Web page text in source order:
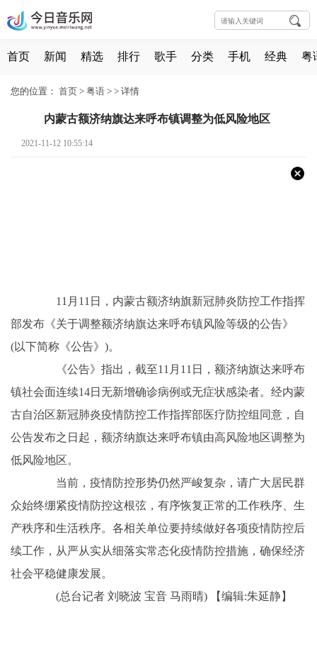
首页 新闻 精选 排行 歌手 分类 手机 经典 粤
您的位置： 首页 > 粤语 > > 详情
内蒙古额济纳旗达来呼布镇调整为低风险地区
2021-11-12 10:55:14
11月11日，内蒙古额济纳旗新冠肺炎防控工作指挥
部发布《关于调整额济纳旗达来呼布镇风险等级的公告》
(以下简称《公告》)。
《公告》指出，截至11月11日，额济纳旗达来呼布
镇社会面连续14日无新增确诊病例或无症状感染者。经内蒙
古自治区新冠肺炎疫情防控工作指挥部医疗防控组同意，自
公告发布之日起，额济纳旗达来呼布镇由高风险地区调整为
低风险地区。
当前，疫情防控形势仍然严峻复杂，请广大居民群
众始终绷紧疫情防控这根弦，有序恢复正常的工作秩序、生
产秩序和生活秩序。各相关单位要持续做好各项疫情防控后
续工作，从严从实从细落实常态化疫情防控措施，确保经济
社会平稳健康发展。
(总台记者 刘晓波 宝音 马雨晴)
【编辑:朱延静】